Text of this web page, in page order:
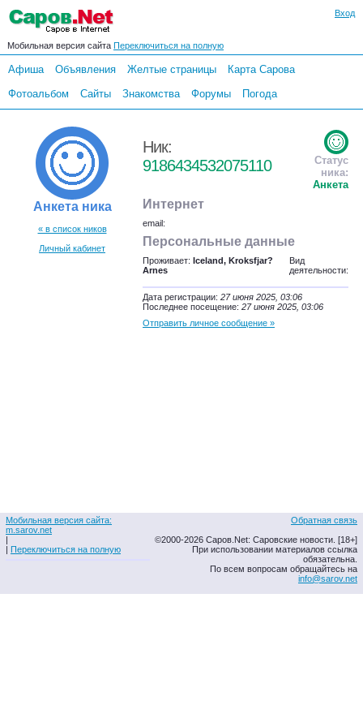
Вход
Мобильная версия сайта Переключиться на полную
Афиша Объявления Желтые страницы
Карта Сарова
Фотоальбом
Сайты Знакомства Форумы Погода
Анкета ника
« в список ников
Личный кабинет
Ник:
9186434532075110
Статус
ника:
Анкета
Интернет
email:
Персональные данные
Проживает: Iceland, Kroksfjar?
Arnes
Вид
деятельности:
Дата регистрации: 27 июня 2025, 03:06
Последнее посещение: 27 июня 2025, 03:06
Отправить личное сообщение »
Мобильная версия сайта:
m.sarov.net
|
| Переключиться на полную
Обратная связь
©2000-2026 Саров.Net: Саровские новости. [18+]
При использовании материалов ссылка
обязательна.
По всем вопросам обращайтесь на
info@sarov.net